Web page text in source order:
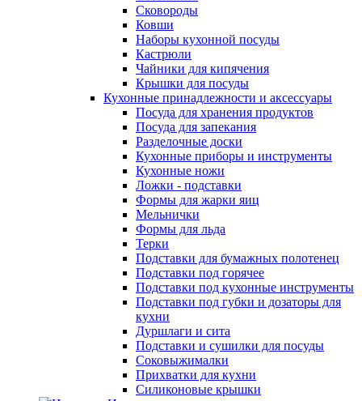
Сковороды
Ковши
Наборы кухонной посуды
Кастрюли
Чайники для кипячения
Крышки для посуды
Кухонные принадлежности и аксессуары
Посуда для хранения продуктов
Посуда для запекания
Разделочные доски
Кухонные приборы и инструменты
Кухонные ножи
Ложки - подставки
Формы для жарки яиц
Мельнички
Формы для льда
Терки
Подставки для бумажных полотенец
Подставки под горячее
Подставки под кухонные инструменты
Подставки под губки и дозаторы для
кухни
Дуршлаги и сита
Подставки и сушилки для посуды
Соковыжималки
Прихватки для кухни
Силиконовые крышки